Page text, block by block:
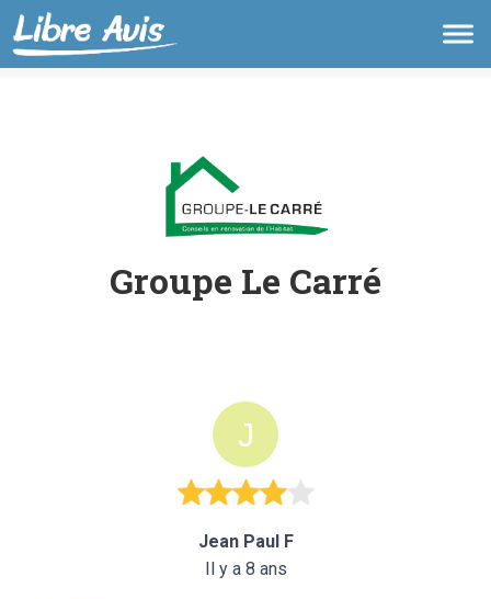
Groupe Le Carré
Jean Paul F
Il y a 8 ans